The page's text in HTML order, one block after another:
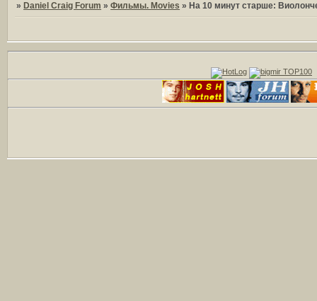
» Daniel Craig Forum »Фильмы. Movies » На 10 минут старше: